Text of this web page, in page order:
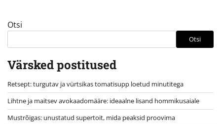
Otsi
Otsi
Värsked postitused
Retsept: turgutav ja vürtsikas tomatisupp loetud minutitega
Lihtne ja maitsev avokaadomääre: ideaalne lisand hommikusaiale
Mustrõigas: unustatud supertoit, mida peaksid proovima